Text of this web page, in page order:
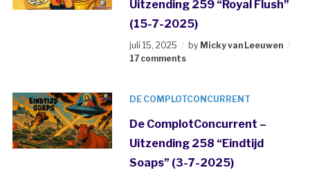
Uitzending 259 “Royal Flush”
(15-7-2025)
juli 15, 2025 by Micky van Leeuwen
17 comments
DE COMPLOTCONCURRENT
De ComplotConcurrent –
Uitzending 258 “Eindtijd
Soaps” (3-7-2025)